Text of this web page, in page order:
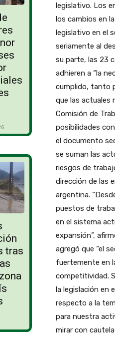
tras
legislativo. Los
los cambios en
legislativo en el
seriamente al
su parte, las 23
adhieren a “la
cumplido, tanto
que las actuales
Comisión de
posibilidades
el documento
se suman las
riesgos de
dirección de las
argentina.
puestos de
en el sistema
expansión”,
agregó que “el
fuertemente en
competitividad.
la legislación en
respecto a la
para nuestra
mirar con